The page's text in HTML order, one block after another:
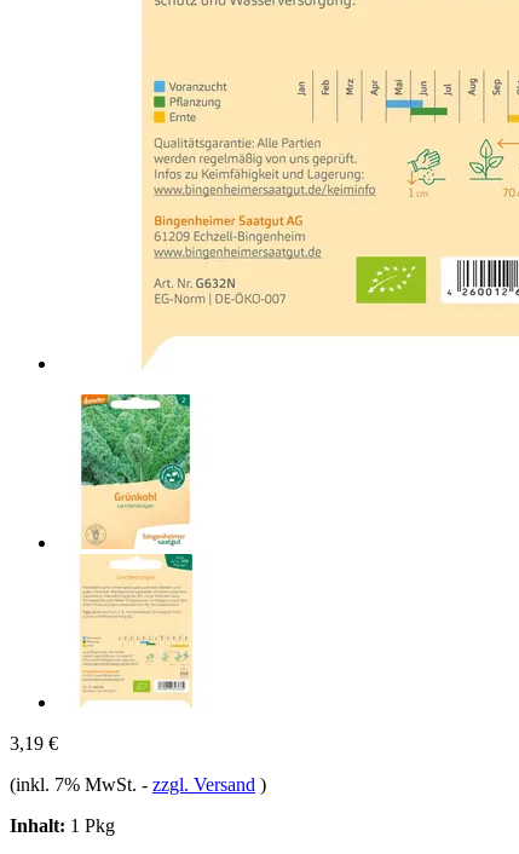
3,19 €
(inkl. 7% MwSt. - zzgl. Versand )
Inhalt: 1 Pkg